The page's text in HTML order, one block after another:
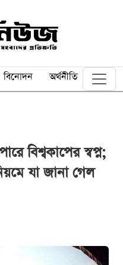
বিনোদন অর্থনীতি
বিশ্বকাপের স্বপ্ন;
যা জানা গেল